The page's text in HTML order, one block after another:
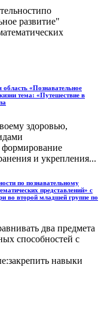
развитие"
область «Познавательное
тема: «Путешествие в
здоровью,
формирование
и укрепления...
по познавательному
представлений» с
во второй младшей группе по
два предмета
способностей с
навыки